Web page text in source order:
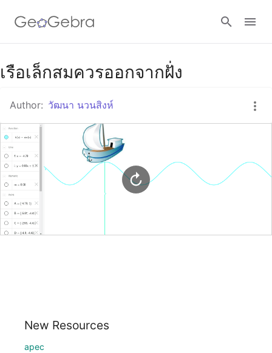
Google Classroom
GeoGebra Classroom
เรือเล็กสมควรออกจากฝั่ง
Author: วัฒนา นวนสิงห์
New Resources
apec